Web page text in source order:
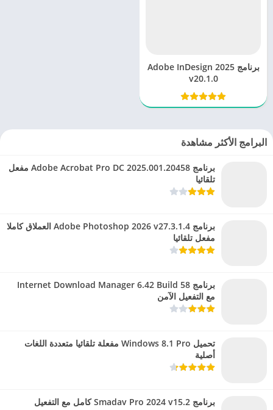
برنامج Adobe InDesign 2025
v20.1.0
البرامج الأكثر مشاهدة
برنامج Adobe Acrobat Pro DC 2025.001.20458 مفعل
تلقائيا
برنامج Adobe Photoshop 2026 v27.3.1.4 العملاق كاملا
مفعل تلقائيا
برنامج Internet Download Manager 6.42 Build 58
مع التفعيل الآمن
تحميل Windows 8.1 Pro مفعلة تلقائيا متعددة اللغات
أصلية
برنامج Smadav Pro 2024 v15.2 كامل مع التفعيل